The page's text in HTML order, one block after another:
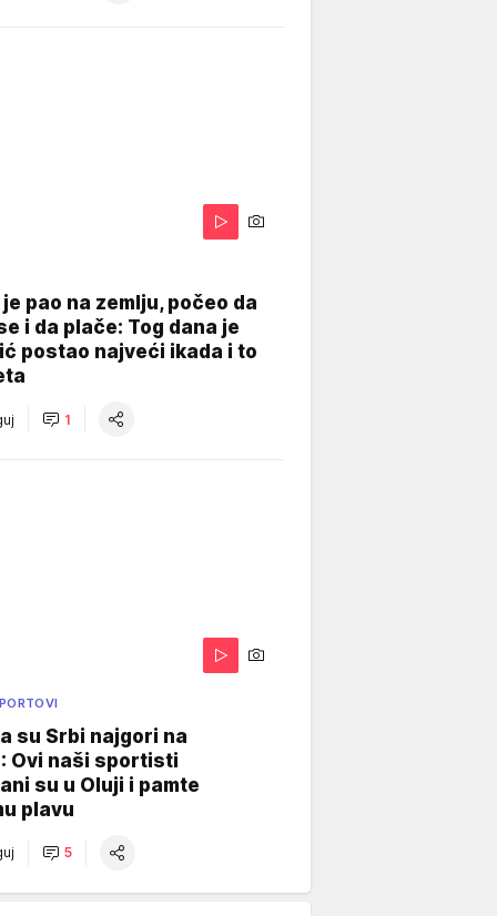
je pao na zemlju, počeo da
i da plače: Tog dana je
postao najveći ikada i to
1
su Srbi najgori na
Ovi naši sportisti
su u Oluji i pamte
plavu
5